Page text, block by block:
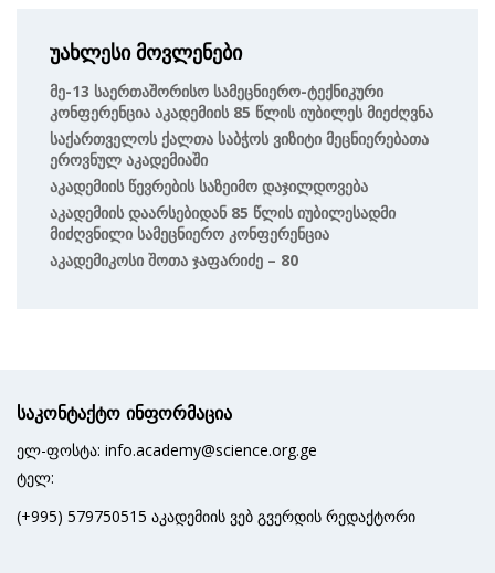
უახლესი მოვლენები
Მე-13 Საერთაშორისო Სამეცნიერო-Ტექნიკური
Კონფერენცია Აკადემიის 85 Წლის Იუბილეს Მიეძღვნა
Საქართველოს Ქალთა Საბჭოს Ვიზიტი Მეცნიერებათა
Ეროვნულ Აკადემიაში
Აკადემიის Წევრების Საზეიმო Დაჯილდოვება
Აკადემიის Დაარსებიდან 85 Წლის Იუბილესადმი
Მიძღვნილი Სამეცნიერო Კონფერენცია
Აკადემიკოსი Შოთა Ჯაფარიძე – 80
საკონტაქტო ინფორმაცია
ელ-ფოსტა: info.academy@science.org.ge
ტელ:
(+995) 579750515 აკადემიის ვებ გვერდის რედაქტორი